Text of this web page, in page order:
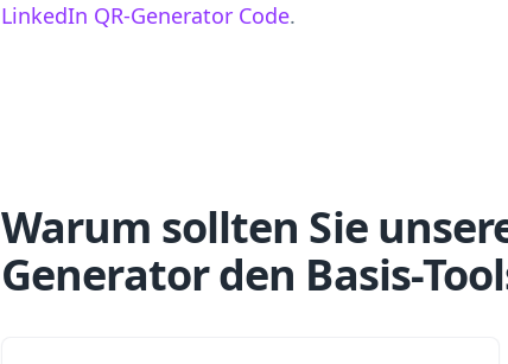
LinkedIn QR-Generator Code.
Warum sollten Sie
Generator den Basis-